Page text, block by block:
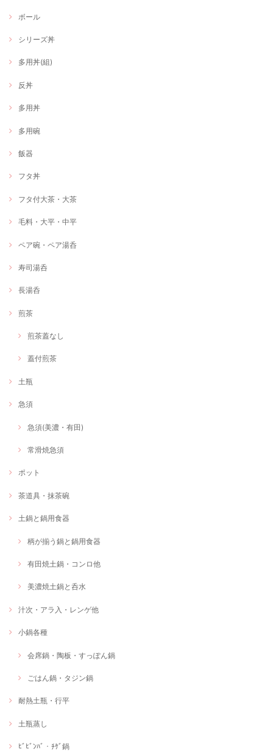
ボール
シリーズ丼
多用丼(組)
反丼
多用丼
多用碗
飯器
フタ丼
フタ付大茶・大茶
毛料・大平・中平
ペア碗・ペア湯呑
寿司湯呑
長湯呑
煎茶
煎茶蓋なし
蓋付煎茶
土瓶
急須
急須(美濃・有田)
常滑焼急須
ポット
茶道具・抹茶碗
土鍋と鍋用食器
柄が揃う鍋と鍋用食器
有田焼土鍋・コンロ他
美濃焼土鍋と呑水
汁次・アラ入・レンゲ他
小鍋各種
会席鍋・陶板・すっぽん鍋
ごはん鍋・タジン鍋
耐熱土瓶・行平
土瓶蒸し
ﾋﾞﾋﾞﾝﾊﾞ・ﾁｹﾞ鍋